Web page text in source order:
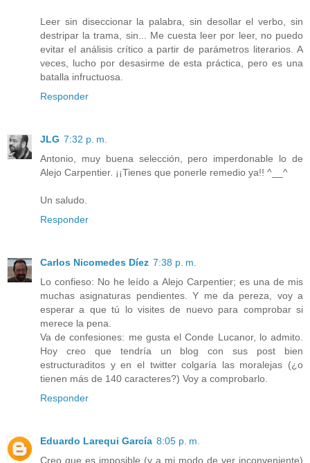
Leer sin diseccionar la palabra, sin desollar el verbo, sin
destripar la trama, sin... Me cuesta leer por leer, no puedo
evitar el análisis crítico a partir de parámetros literarios. A
veces, lucho por desasirme de esta práctica, pero es una
batalla infructuosa.
Responder
JLG 7:32 p. m.
Antonio, muy buena selección, pero imperdonable lo de
Alejo Carpentier. ¡¡Tienes que ponerle remedio ya!! ^__^
Un saludo.
Responder
Carlos Nicomedes Díez 7:38 p. m.
Lo confieso: No he leído a Alejo Carpentier; es una de mis
muchas asignaturas pendientes. Y me da pereza, voy a
esperar a que tú lo visites de nuevo para comprobar si
merece la pena.
Va de confesiones: me gusta el Conde Lucanor, lo admito.
Hoy creo que tendría un blog con sus post bien
estructuraditos y en el twitter colgaría las moralejas (¿o
tienen más de 140 caracteres?) Voy a comprobarlo.
Responder
Eduardo Larequi García 8:05 p. m.
Creo que es imposible (y a mi modo de ver inconveniente)